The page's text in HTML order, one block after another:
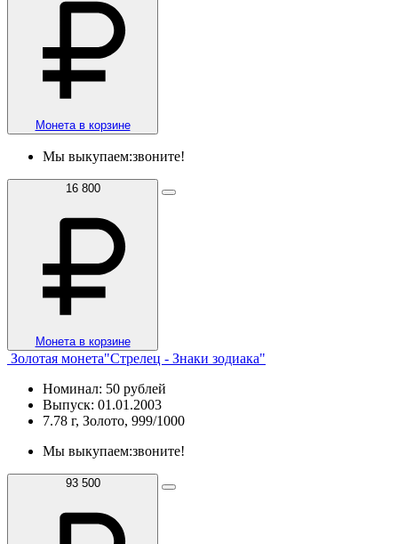
Монета в корзине
Мы выкупаем:звоните!
16 800
Монета в корзине
Золотая монета"Стрелец - Знаки зодиака"
Номинал: 50 рублей
Выпуск: 01.01.2003
7.78 г, Золото, 999/1000
Мы выкупаем:звоните!
93 500